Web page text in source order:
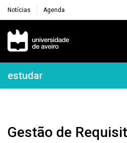
Notícias Agenda
Navegação Principal
Navegação Lateral
estudar
Gestão de Requisitos e de